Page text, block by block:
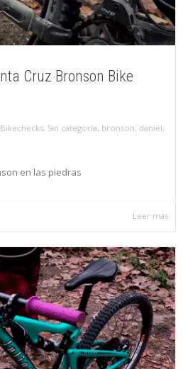
Cruz Bronson Bike
Bikechecks, Sin categoría, bronson, daniel,
en las piedras
Leer más